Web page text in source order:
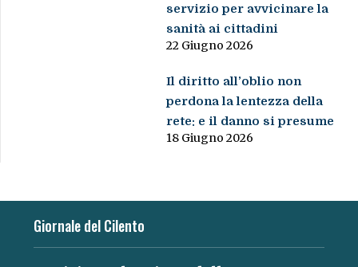
servizio per avvicinare la
sanità ai cittadini
22 Giugno 2026
Il diritto all’oblio non
perdona la lentezza della
rete: e il danno si presume
18 Giugno 2026
Giornale del Cilento